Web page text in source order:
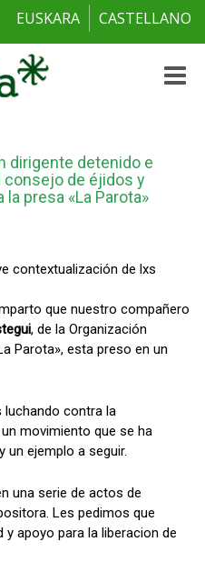
EUSKARA CASTELLANO
Toggle
dirigente detenido e
consejo de éjidos y
presa «La Parota»
contextualización de lxs
que nuestro compañero
, de la Organización
Parota», esta preso en un
luchando contra la
movimiento que se ha
un ejemplo a seguir.
una serie de actos de
Les pedimos que
apoyo para la liberacion de